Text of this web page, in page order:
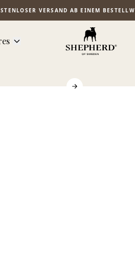
VERSAND AB EINEM